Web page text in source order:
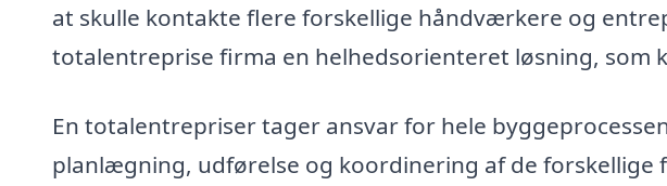
at skulle kontakte flere forskellige håndværkere og
totalentreprise firma en helhedsorienteret løsning, som
En totalentrepriser tager ansvar for hele
planlægning, udførelse og koordinering af de forskellige